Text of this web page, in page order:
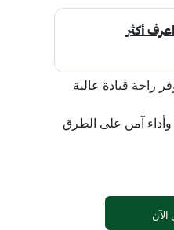
راحة قيادة عالية
آمن على الطرق